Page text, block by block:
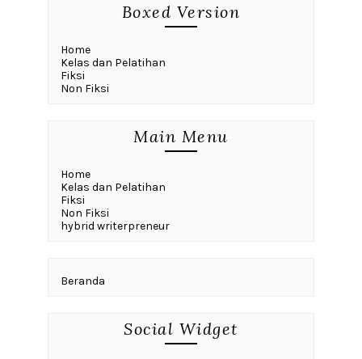
Boxed Version
Home
Kelas dan Pelatihan
Fiksi
Non Fiksi
Main Menu
Home
Kelas dan Pelatihan
Fiksi
Non Fiksi
hybrid writerpreneur
Beranda
Social Widget